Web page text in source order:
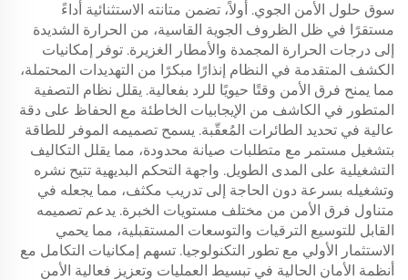
سوق حلول الأمن الجوي. أولاً، تضمن متانته الاستثنائية أداءً
مستقرًا في ظل الظروف الجوية القاسية، من الحرارة الشديدة
إلى درجات الحرارة المجمدة والأمطار الغزيرة. توفر إمكانيات
الكشف المتقدمة في النظام إنذارًا مبكرًا من التهديدات المحتملة،
مما يمنح فرق الأمن وقتًا حيويًا للرد بفعالية. يقلل نظام التصفية
المتطور في الكاشف من الإيجابيات الخاطئة مع الحفاظ على دقة
عالية في تحديد الطائرات المُعقّبة. يسمح تصميمه الموفر للطاقة
بتشغيل مستمر مع متطلبات صيانة محدودة، مما يقلل التكاليف
التشغيلية على المدى الطويل. واجهة التحكم البديهية تتيح نشره
وتشغيله بسرعة دون الحاجة إلى تدريب مكثف، مما يجعله في
متناول فرق الأمن من مختلف مستويات الخبرة. يدعم تصميمه
القابل للتوسيع الترقيات والتوسعات المستقبلية، مما يحمي
الاستثمار الأولي مع تطور التكنولوجيا. تسهم إمكانيات التكامل مع
أنظمة الأمان الحالية في تبسيط العمليات وتعزيز فعالية الأمن